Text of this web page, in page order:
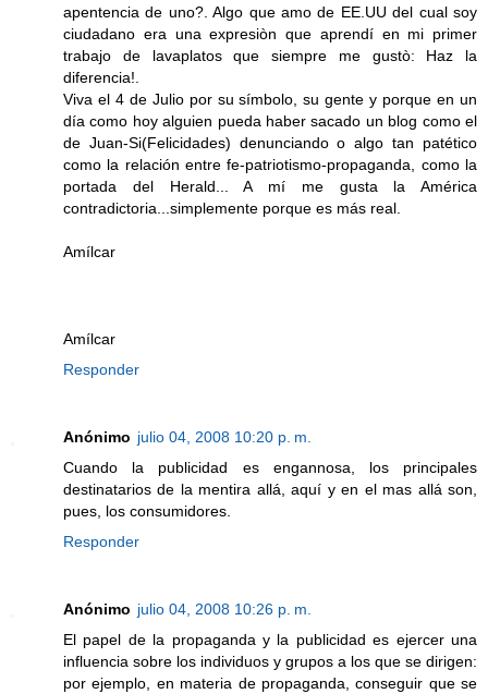
apentencia de uno?. Algo que amo de EE.UU del cual soy
ciudadano era una expresiòn que aprendí en mi primer
trabajo de lavaplatos que siempre me gustò: Haz la
diferencia!.
Viva el 4 de Julio por su símbolo, su gente y porque en un
día como hoy alguien pueda haber sacado un blog como el
de Juan-Si(Felicidades) denunciando o algo tan patético
como la relación entre fe-patriotismo-propaganda, como la
portada del Herald... A mí me gusta la América
contradictoria...simplemente porque es más real.
Amílcar
Amílcar
Responder
Anónimo julio 04, 2008 10:20 p. m.
Cuando la publicidad es engannosa, los principales
destinatarios de la mentira allá, aquí y en el mas allá son,
pues, los consumidores.
Responder
Anónimo julio 04, 2008 10:26 p. m.
El papel de la propaganda y la publicidad es ejercer una
influencia sobre los individuos y grupos a los que se dirigen:
por ejemplo, en materia de propaganda, conseguir que se